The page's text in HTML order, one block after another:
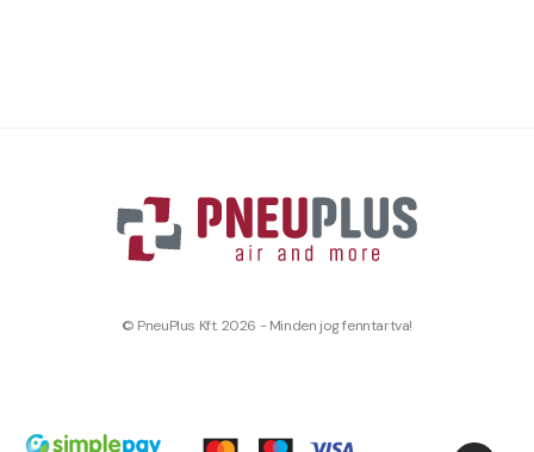
© PneuPlus Kft. 2026 - Minden jog fenntartva!